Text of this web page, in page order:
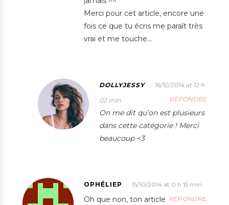
Merci pour cet article, encore une
fois ce que tu écris me paraît très
vrai et me touche…
DOLLYJESSY
16/10/2014 at 12 h
02 min
RÉPONDRE
On me dit qu’on est plusieurs
dans cette catégorie ! Merci
beaucoup <3
OPHÉLIEP
15/10/2014 at 0 h 15 min
RÉPONDRE
Oh que non, ton article